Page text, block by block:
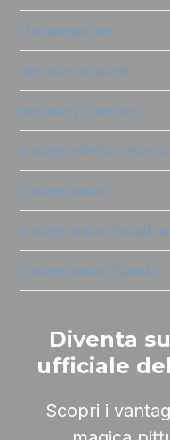
Uncategorized
vernice naturale
vernice protettiva
vintage effetto
vintage paint
vintage paint metallica
vintage paint murale
Diventa
ufficiale
Scopri i